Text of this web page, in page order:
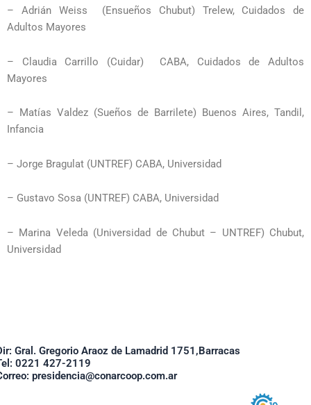
– Adrián Weiss (Ensueños Chubut) Trelew, Cuidados de
Adultos Mayores
– Claudia Carrillo (Cuidar) CABA, Cuidados de Adultos
Mayores
– Matías Valdez (Sueños de Barrilete) Buenos Aires, Tandil,
Infancia
– Jorge Bragulat (UNTREF) CABA, Universidad
– Gustavo Sosa (UNTREF) CABA, Universidad
– Marina Veleda (Universidad de Chubut – UNTREF) Chubut,
Universidad
Gral. Gregorio Araoz de Lamadrid 1751,Barracas
0221 427-2119
presidencia@conarcoop.com.ar